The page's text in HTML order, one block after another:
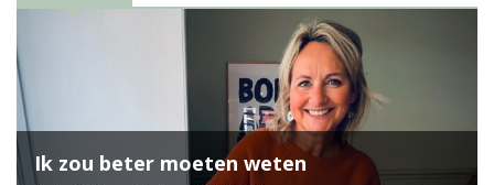
Ik zou beter moeten weten